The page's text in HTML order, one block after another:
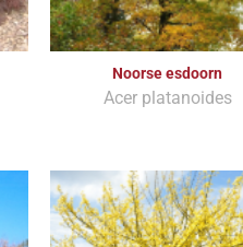
Noorse esdoorn
Acer platanoides